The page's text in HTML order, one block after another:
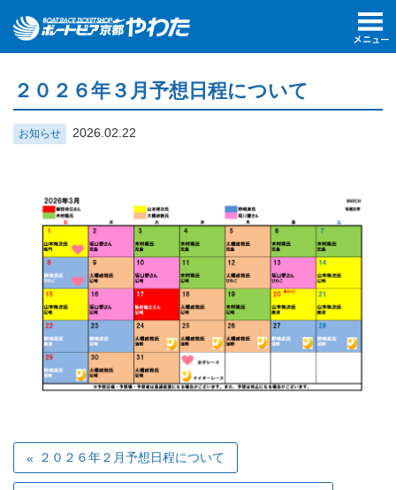
２０２６年３月予想日程について
お知らせ 2026.02.22
２０２６年２月予想日程について